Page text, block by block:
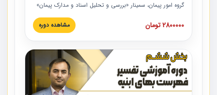
گروه امور پیمان، سمینار «بررسی و تحلیل اسناد و مدارک پیمان»
است که در دانشگاه صنعتی شریف ارائه شد. در این آموزش
نکات کلیدی مربوط به اسناد و مدارک پیمان، اولویت بندی اسناد
پیمان به همراه تجربیات عملی در این خصوص ارائه شده است.
2800000 تومان مشاهده دوره